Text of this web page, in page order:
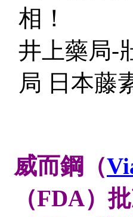
相！
井上藥局-
局 日本藤
威而鋼（
（FDA）